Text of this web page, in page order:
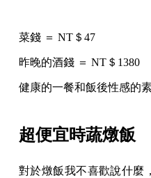
菜錢 ＝ NT＄47
昨晚的酒錢 ＝ NT＄1380
健康的一餐和飯後性感的
超便宜時蔬燉飯
對於燉飯我不喜歡說什麼